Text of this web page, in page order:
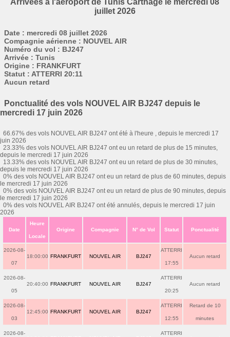
Arrivées à l'aéroport de Tunis Carthage le mercredi 08
juillet 2026
Date : mercredi 08 juillet 2026
Compagnie aérienne : NOUVEL AIR
Numéro du vol : BJ247
Arrivée : Tunis
Origine : FRANKFURT
Statut : ATTERRI 20:11
Aucun retard
Ponctualité des vols NOUVEL AIR BJ247 depuis le
mercredi 17 juin 2026
66.67% des vols NOUVEL AIR BJ247 ont été à l'heure , depuis le mercredi 17
juin 2026
23.33% des vols NOUVEL AIR BJ247 ont eu un retard de plus de 15 minutes,
depuis le mercredi 17 juin 2026
13.33% des vols NOUVEL AIR BJ247 ont eu un retard de plus de 30 minutes,
depuis le mercredi 17 juin 2026
0% des vols NOUVEL AIR BJ247 ont eu un retard de plus de 60 minutes, depuis
le mercredi 17 juin 2026
0% des vols NOUVEL AIR BJ247 ont eu un retard de plus de 90 minutes, depuis
le mercredi 17 juin 2026
0% des vols NOUVEL AIR BJ247 ont été annulés, depuis le mercredi 17 juin
2026
Date
Heure
Locale
Origine Compagnie N° de Vol Statut Ponctualité
2026-08-
07
18:00:00 FRANKFURT NOUVEL AIR BJ247
ATTERRI
17:55
Aucun retard
2026-08-
05
20:40:00 FRANKFURT NOUVEL AIR BJ247
ATTERRI
20:25
Aucun retard
2026-08-
03
12:45:00 FRANKFURT NOUVEL AIR BJ247
ATTERRI
12:55
Retard de 10
minutes
2026-08- ATTERRI